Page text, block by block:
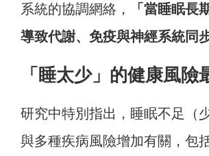
系統的協調網絡，
「當睡眠長
導致代謝、免疫與神經系統同
「睡太少」的健康風險
研究中特別指出，睡眠不足（
與多種疾病風險增加有關，包